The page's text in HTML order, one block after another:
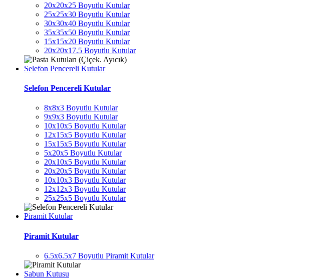
20x20x25 Boyutlu Kutular
25x25x30 Boyutlu Kutular
30x30x40 Boyutlu Kutular
35x35x50 Boyutlu Kutular
15x15x20 Boyutlu Kutular
20x20x17.5 Boyutlu Kutular
Selefon Pencereli Kutular
Selefon Pencereli Kutular
8x8x3 Boyutlu Kutular
9x9x3 Boyutlu Kutular
10x10x5 Boyutlu Kutular
12x15x5 Boyutlu Kutular
15x15x5 Boyutlu Kutular
5x20x5 Boyutlu Kutular
20x10x5 Boyutlu Kutular
20x20x5 Boyutlu Kutular
10x10x3 Boyutlu Kutular
12x12x3 Boyutlu Kutular
25x25x5 Boyutlu Kutular
Piramit Kutular
Piramit Kutular
6.5x6.5x7 Boyutlu Piramit Kutular
Sabun Kutusu